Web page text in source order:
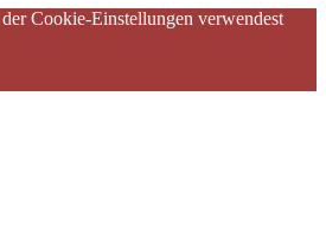
Cookie-Einstellungen verwendest